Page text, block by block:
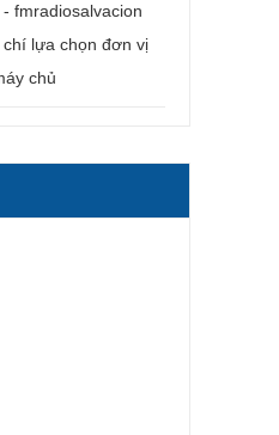
fmradiosalvacion
chí lựa chọn đơn vị
chủ